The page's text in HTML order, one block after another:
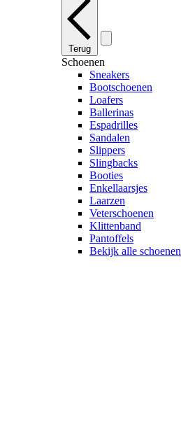
Terug
Schoenen
Sneakers
Bootschoenen
Loafers
Ballerinas
Espadrilles
Sandalen
Slippers
Slingbacks
Booties
Enkellaarsjes
Laarzen
Veterschoenen
Klittenband
Pantoffels
Bekijk alle schoenen